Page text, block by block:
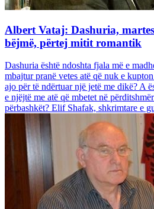
Albert Vataj: Dashuria,
bëjmë, përtej mitit romantik
Dashuria është ndoshta fjala më e
mbajtur pranë vetes atë që nuk e
ajo për të ndërtuar një jetë me dikë? A
e njëjtë me atë që mbetet në
përbashkët? Elif Shafak, shkrimtare e